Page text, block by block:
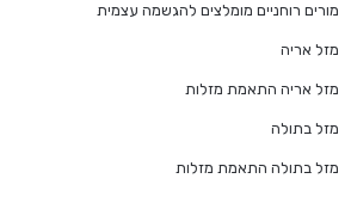
מורים רוחניים מומלצים להגשמה עצמית
מזל אריה
מזל אריה התאמת מזלות
מזל בתולה
מזל בתולה התאמת מזלות